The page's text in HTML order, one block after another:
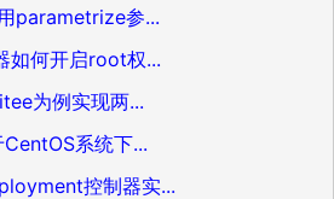
parametrize参...
如何开启root权...
为例实现两...
系统下...
控制器实...